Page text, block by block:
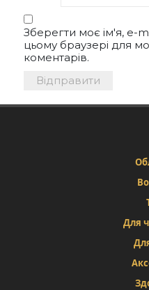
Зберегти моє ім'я, e-
цьому браузері для
коментарів.
Для